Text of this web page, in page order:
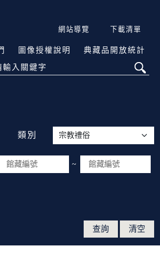
網站導覽 下載清單
圖像授權說明 典藏品開放統計
入關鍵字
類別
~